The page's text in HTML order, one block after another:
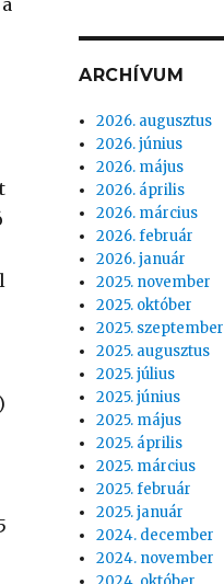
ARCHÍVUM
2026. augusztus
2026. június
2026. május
2026. április
2026. március
2026. február
2026. január
2025. november
2025. október
2025. szeptember
2025. augusztus
2025. július
2025. június
2025. május
2025. április
2025. március
2025. február
2025. január
2024. december
2024. november